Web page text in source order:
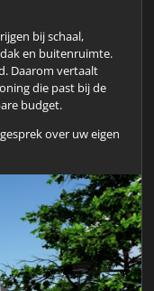
bij schaal,
en buitenruimte.
Daarom vertaalt
die past bij de
budget.
over uw eigen